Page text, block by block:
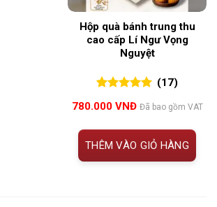
Hộp quà bánh trung thu
cao cấp Lí Ngư Vọng
Nguyệt
đánh giá
(17)
780.000 VNĐ Đã bao gồm VAT
THÊM VÀO GIỎ HÀNG